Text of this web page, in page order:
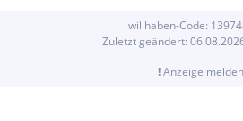
willhaben-Code:
Zuletzt geändert:
!Anzeige melden